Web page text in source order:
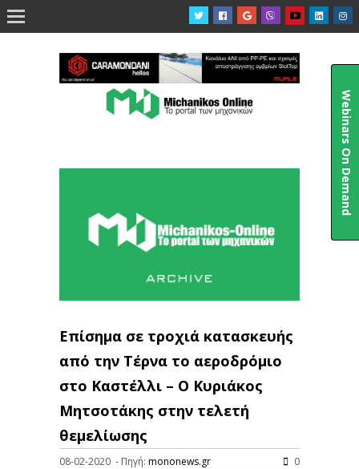

Επίσημα σε τροχιά κατασκευής
από την Τέρνα το αεροδρόμιο
στο Καστέλλι – O Κυριάκος
Μητσοτάκης στην τελετή
θεμελίωσης
08-02-2020 - Πηγή: mononews.gr 0
Webinars On Demand